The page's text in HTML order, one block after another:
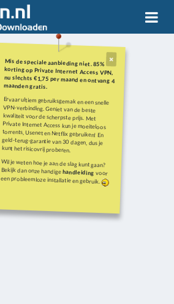
Mis de speciale aanbieding niet. 85%
korting op Private Internet Access VPN,
nu slechts €1,75 per maand en ontvang 4
maanden gratis.
Ervaar ultiem gebruiksgemak en een snelle
VPN-verbinding. Geniet van de beste
kwaliteit voor de scherpste prijs. Met
Private Internet Access kun je moeiteloos
torrents, Usenet en Netflix gebruiken! En
geld-terug-garantie van 30 dagen, dus je
kunt het risicovrij proberen.
Wil je weten hoe je aan de slag kunt gaan?
Bekijk dan onze handigehandleiding voor
een probleemloze installatie en gebruik.